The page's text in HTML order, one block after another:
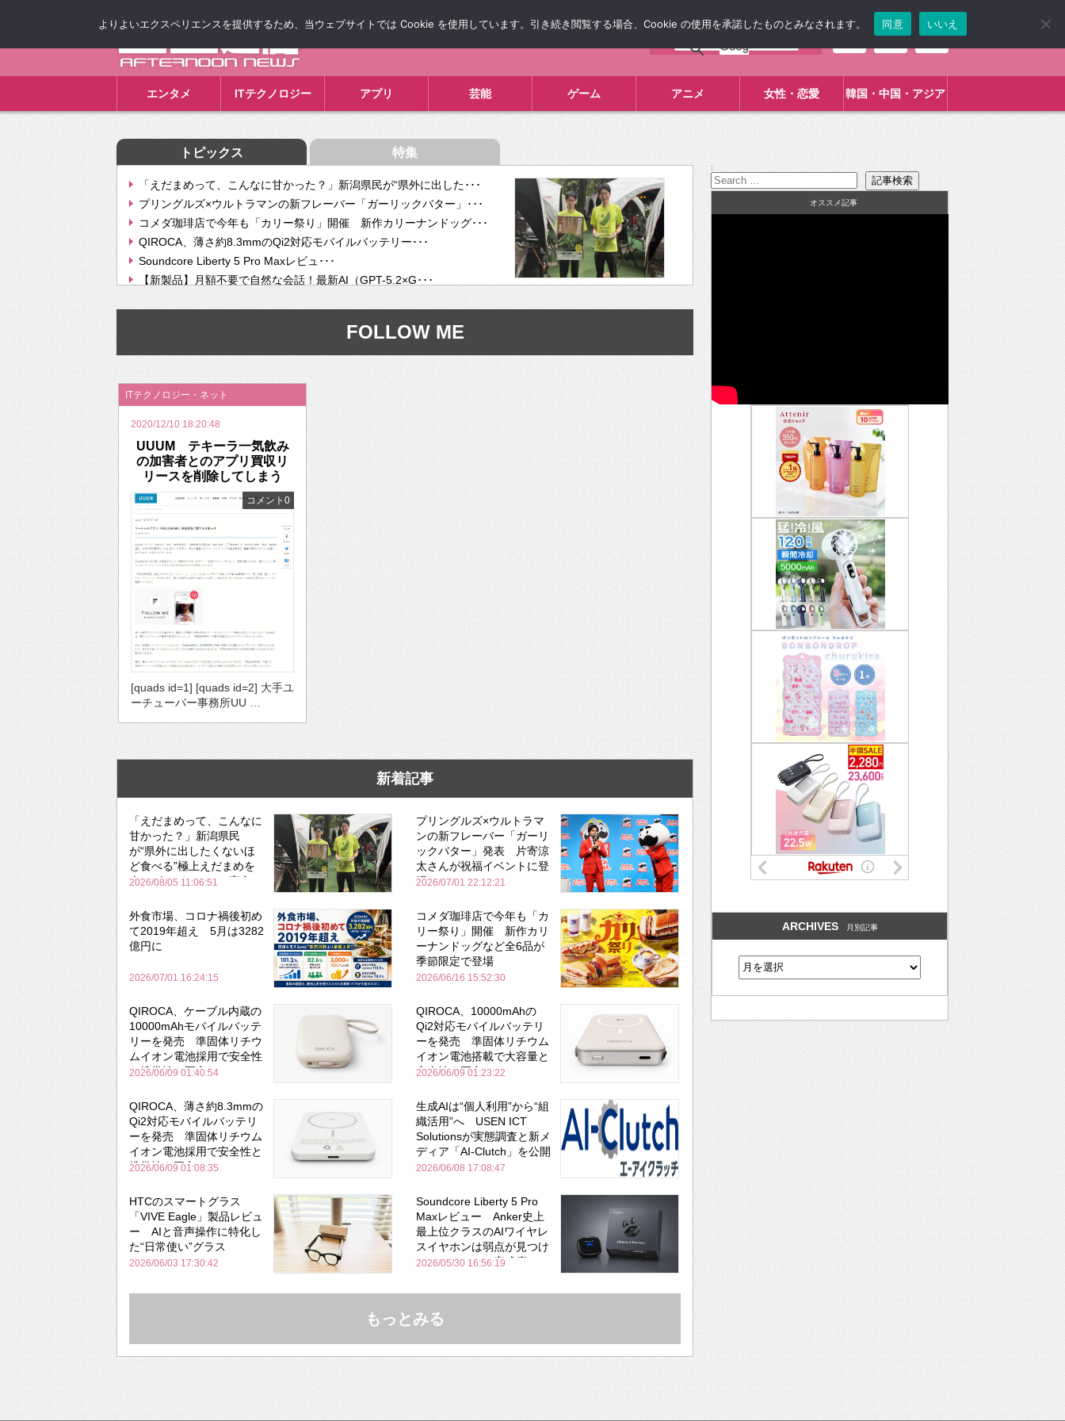
エンタメ ITテクノロジー アプリ 芸能 ゲーム アニメ 女性・恋愛 韓国・中国・アジア
トピックス 特集
「えだまめって、こんなに甘かった？」新潟県民が“県外に出した･･･
プリングルズ×ウルトラマンの新フレーバー「ガーリックバター」･･･
コメダ珈琲店で今年も「カリー祭り」開催 新作カリーナンドッグ･･･
QIROCA、薄さ約8.3mmのQi2対応モバイルバッテリー･･･
Soundcore Liberty 5 Pro Maxレビュ･･･
【新製品】月額不要で自然な会話！最新AI（GPT-5.2×G･･･
【次世代の没入感と生産性】VITURE Luma Ultra･･･
挫折率8割の壁をAIで突破。ジャストシステム、”自分が今話し･･･
2026年のバレンタインは「自分で作って、想いを渡す」 TE･･･
FOLLOW ME
ITテクノロジー・ネット
2020/12/10 18:20:48
UUUM テキーラ一気飲み
の加害者とのアプリ買収リ
リースを削除してしまう
コメント0
[quads id=1] [quads id=2] 大手ユ
ーチューバー事務所UU …
新着記事
「えだまめって、こんなに
甘かった？」新潟県民
が“県外に出したくないほ
ど食べる”極上えだまめを
森のビアガーデンで実食
2026/08/05 11:06:51
プリングルズ×ウルトラマ
ンの新フレーバー「ガーリ
ックバター」発表 片寄涼
太さんが祝福イベントに登
場
2026/07/01 22:12:21
外食市場、コロナ禍後初め
て2019年超え 5月は3282
億円に
2026/07/01 16:24:15
コメダ珈琲店で今年も「カ
リー祭り」開催 新作カリ
ーナンドッグなど全6品が
季節限定で登場
2026/06/16 15:52:30
QIROCA、ケーブル内蔵の
10000mAhモバイルバッテ
リーを発売 準固体リチウ
ムイオン電池採用で安全性
と携帯性を両立
2026/06/09 01:40:54
QIROCA、10000mAhの
Qi2対応モバイルバッテリ
ーを発売 準固体リチウム
イオン電池搭載で大容量と
安全性を両立
2026/06/09 01:23:22
QIROCA、薄さ約8.3mmの
Qi2対応モバイルバッテリ
ーを発売 準固体リチウム
イオン電池採用で安全性と
携帯性を両立
2026/06/09 01:08:35
生成AIは“個人利用”から“組
織活用”へ USEN ICT
Solutionsが実態調査と新メ
ディア「AI-Clutch」を公開
2026/06/08 17:08:47
HTCのスマートグラス
「VIVE Eagle」製品レビュ
ー AIと音声操作に特化し
た“日常使い”グラス
2026/06/03 17:30:42
Soundcore Liberty 5 Pro
Maxレビュー Anker史上
最上位クラスのAIワイヤレ
スイヤホンは弱点が見つけ
づらいくらいの完成度にび
Bose並み
2026/05/30 16:56:19
もっとみる
:
オススメ記事
ARCHIVES 月別記事
よりよいエクスペリエンスを提供するため、当ウェブサイトでは Cookie を使用しています。引き続き閲覧する場合、Cookie の使用を承諾したものとみなされます。 同意 いいえ